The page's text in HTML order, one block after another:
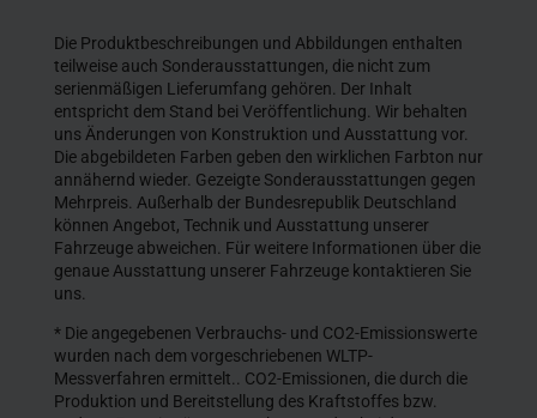
Die Produktbeschreibungen und Abbildungen enthalten
teilweise auch Sonderausstattungen, die nicht zum
serienmäßigen Lieferumfang gehören. Der Inhalt
entspricht dem Stand bei Veröffentlichung. Wir behalten
uns Änderungen von Konstruktion und Ausstattung vor.
Die abgebildeten Farben geben den wirklichen Farbton nur
annähernd wieder. Gezeigte Sonderausstattungen gegen
Mehrpreis. Außerhalb der Bundesrepublik Deutschland
können Angebot, Technik und Ausstattung unserer
Fahrzeuge abweichen. Für weitere Informationen über die
genaue Ausstattung unserer Fahrzeuge kontaktieren Sie
uns.
* Die angegebenen Verbrauchs- und CO2-Emissionswerte
wurden nach dem vorgeschriebenen WLTP-
Messverfahren ermittelt.. CO2-Emissionen, die durch die
Produktion und Bereitstellung des Kraftstoffes bzw.